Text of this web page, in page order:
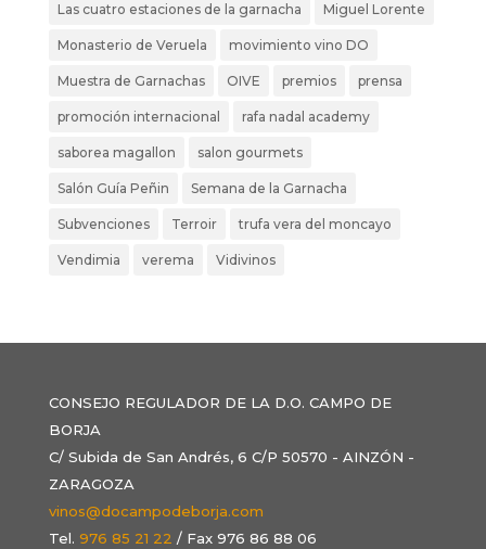
Las cuatro estaciones de la garnacha Miguel Lorente
Monasterio de Veruela movimiento vino DO
Muestra de Garnachas OIVE premios prensa
promoción internacional rafa nadal academy
saborea magallon salon gourmets
Salón Guía Peñin Semana de la Garnacha
Subvenciones Terroir trufa vera del moncayo
Vendimia verema Vidivinos
CONSEJO REGULADOR DE LA D.O. CAMPO DE
BORJA
C/ Subida de San Andrés, 6 C/P 50570 - AINZÓN -
ZARAGOZA
vinos@docampodeborja.com
Tel. 976 85 21 22 / Fax 976 86 88 06